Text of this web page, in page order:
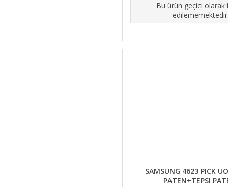
Bu ürün geçici olarak
SAMSUNG 4623 PICK
PATEN+TEPSI